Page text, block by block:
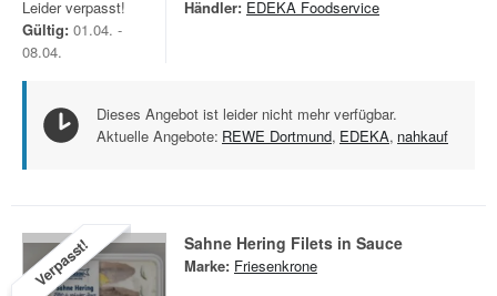
Leider verpasst!
Gültig: 01.04. -
08.04.
Händler: EDEKA Foodservice
Dieses Angebot ist leider nicht mehr verfügbar.
Aktuelle Angebote: REWE Dortmund, EDEKA, nahkauf
Verpasst! Sahne Hering Filets in Sauce
Marke: Friesenkrone